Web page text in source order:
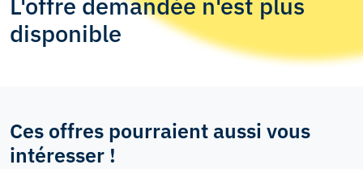
disponible
Ces offres pourraient aussi vous
intéresser !